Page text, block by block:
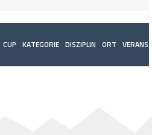
CUP KATEGORIE DISZIPLIN ORT